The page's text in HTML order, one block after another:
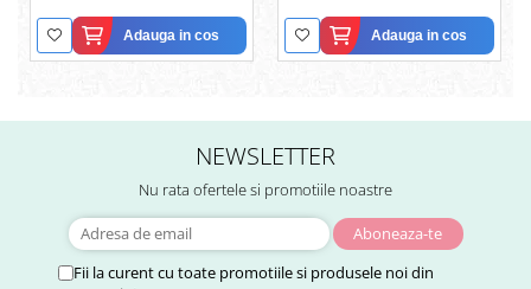
Adauga in cos Adauga in cos
NEWSLETTER
Nu rata ofertele si promotiile noastre
Fii la curent cu toate promotiile si produsele noi din